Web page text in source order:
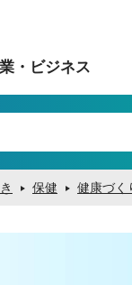
・ビジネス
保健 健康づく